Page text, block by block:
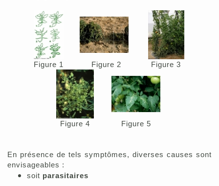
Figure 1 Figure 2 Figure 3
Figure 4 Figure 5
En présence de tels symptômes, diverses causes sont
envisageables :
soit parasitaires